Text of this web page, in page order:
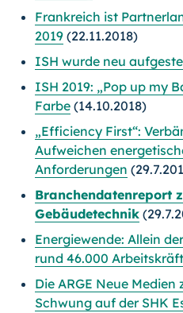
Frankreich ist
2019 (22.11.2018)
ISH wurde neu
ISH 2019: „Pop up my
Farbe (14.10.2018)
„Efficiency First“:
Aufweichen
Anforderungen
Branchendatenreport
Gebäudetechnik
Energiewende: Allein
rund 46.000
Die ARGE Neue
Schwung auf der SHK